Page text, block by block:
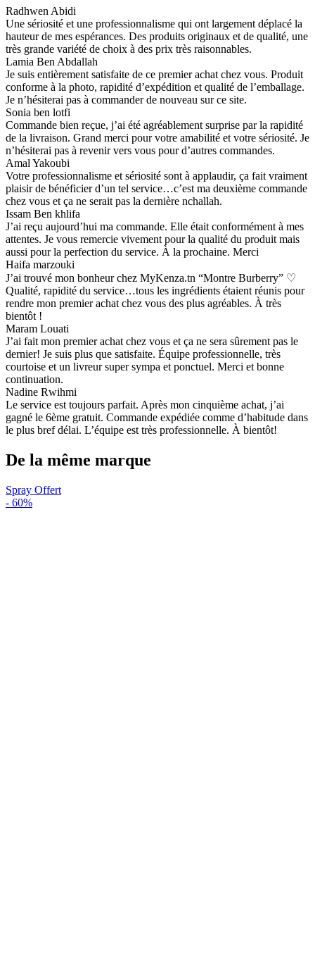
Radhwen Abidi
Une sériosité et une professionnalisme qui ont largement déplacé la
hauteur de mes espérances. Des produits originaux et de qualité, une
très grande variété de choix à des prix très raisonnables.
Lamia Ben Abdallah
Je suis entièrement satisfaite de ce premier achat chez vous. Produit
conforme à la photo, rapidité d’expédition et qualité de l’emballage.
Je n’hésiterai pas à commander de nouveau sur ce site.
Sonia ben lotfi
Commande bien reçue, j’ai été agréablement surprise par la rapidité
de la livraison. Grand merci pour votre amabilité et votre sériosité. Je
n’hésiterai pas à revenir vers vous pour d’autres commandes.
Amal Yakoubi
Votre professionnalisme et sériosité sont à applaudir, ça fait vraiment
plaisir de bénéficier d’un tel service…c’est ma deuxième commande
chez vous et ça ne serait pas la dernière nchallah.
Issam Ben khlifa
J’ai reçu aujourd’hui ma commande. Elle était conformément à mes
attentes. Je vous remercie vivement pour la qualité du produit mais
aussi pour la perfection du service. À la prochaine. Merci
Haifa marzouki
J’ai trouvé mon bonheur chez MyKenza.tn “Montre Burberry” ♡
Qualité, rapidité du service…tous les ingrédients étaient réunis pour
rendre mon premier achat chez vous des plus agréables. À très
bientôt !
Maram Louati
J’ai fait mon premier achat chez vous et ça ne sera sûrement pas le
dernier! Je suis plus que satisfaite. Équipe professionnelle, très
courtoise et un livreur super sympa et ponctuel. Merci et bonne
continuation.
Nadine Rwihmi
Le service est toujours parfait. Après mon cinquième achat, j’ai
gagné le 6ème gratuit. Commande expédiée comme d’habitude dans
le plus bref délai. L’équipe est très professionnelle. À bientôt!
De la même marque
Spray Offert
- 60%